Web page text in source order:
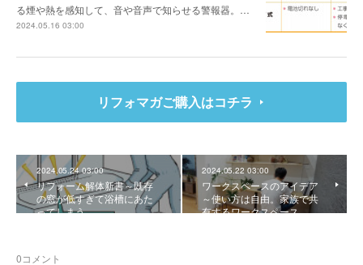
る煙や熱を感知して、音や音声で知らせる警報器。…
2024.05.16 03:00
リフォマガご購入はコチラ
2024.05.24 03:00
リフォーム解体新書～既存
の窓が低すぎて浴槽にあた
ってしまう
2024.05.22 03:00
ワークスペースのアイデア
～使い方は自由。家族で共
有するワークスペース
0コメント